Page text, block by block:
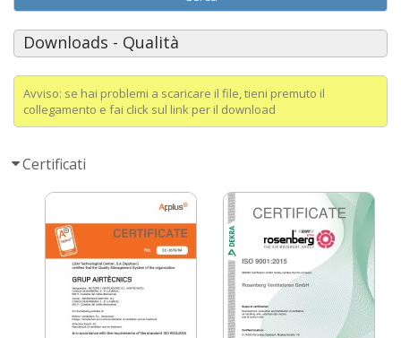
Downloads - Qualità
Avviso: se hai problemi a scaricare il file, tieni premuto il
collegamento e fai click sul link per il download
Certificati